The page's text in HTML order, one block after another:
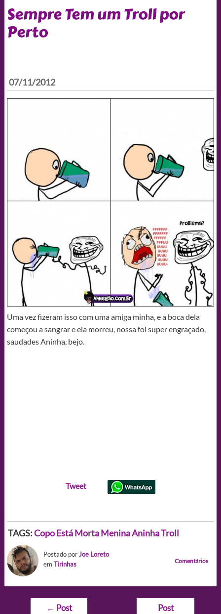
Sempre Tem um Troll por
Perto
07/11/2012
Uma vez fizeram isso com uma amiga minha, e a boca dela
começou a sangrar e ela morreu, nossa foi super engraçado,
saudades Aninha, bejo.
Tweet
TAGS:CopoEstá Morta Menina AninhaTroll
Postado porJoe Loreto
em Tirinhas Comentários
Navegação
← Post
Post